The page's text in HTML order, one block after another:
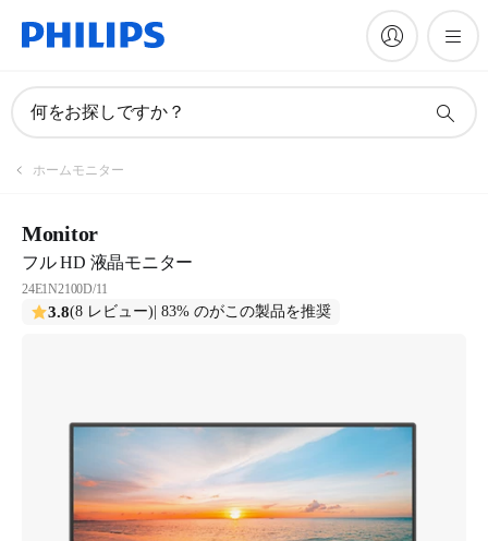
何をお探しですか？
ホームモニター
Monitor
フル HD 液晶モニター
24E1N2100D/11
3.8(8 レビュー) | 83% のがこの製品を推奨